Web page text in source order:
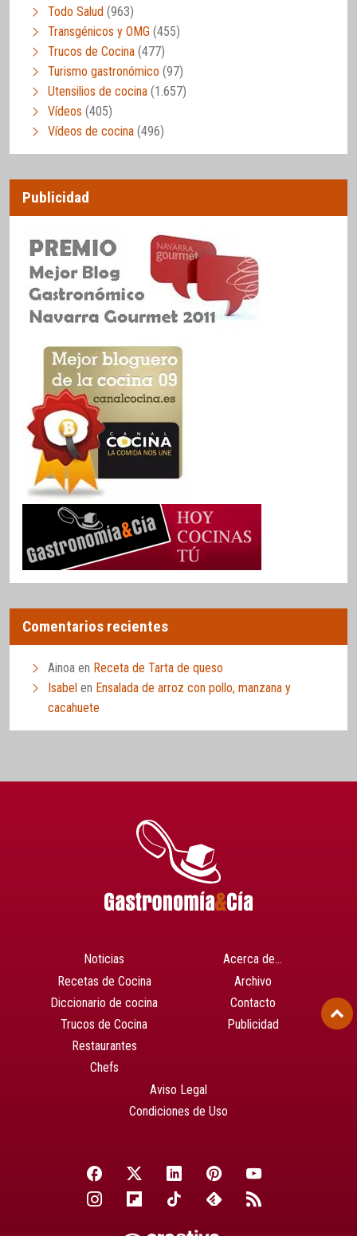
Todo Salud (963)
Transgénicos y OMG (455)
Trucos de Cocina (477)
Turismo gastronómico (97)
Utensilios de cocina (1.657)
Vídeos (405)
Vídeos de cocina (496)
Publicidad
Comentarios recientes
Ainoa en Receta de Tarta de queso
Isabel en Ensalada de arroz con pollo, manzana y
cacahuete
Noticias
Recetas de Cocina
Diccionario de cocina
Trucos de Cocina
Restaurantes
Chefs
Acerca de…
Archivo
Contacto
Publicidad
Aviso Legal
Condiciones de Uso